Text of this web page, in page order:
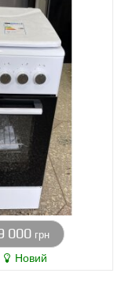
000 грн
Новий